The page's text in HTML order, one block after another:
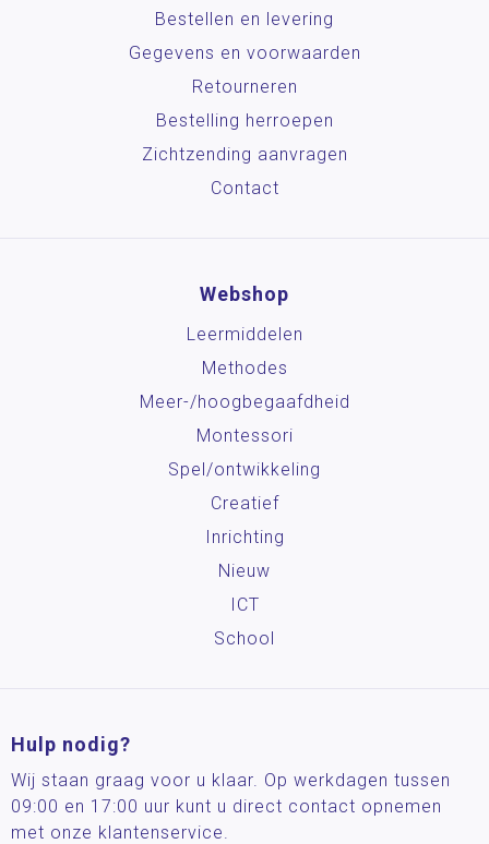
Bestellen en levering
Gegevens en voorwaarden
Retourneren
Bestelling herroepen
Zichtzending aanvragen
Contact
Webshop
Leermiddelen
Methodes
Meer-/hoog­begaafdheid
Montessori
Spel/ontwikkeling
Creatief
Inrichting
Nieuw
ICT
School
Hulp nodig?
Wij staan graag voor u klaar. Op werkdagen tussen
09:00 en 17:00 uur kunt u direct contact opnemen
met onze klantenservice.